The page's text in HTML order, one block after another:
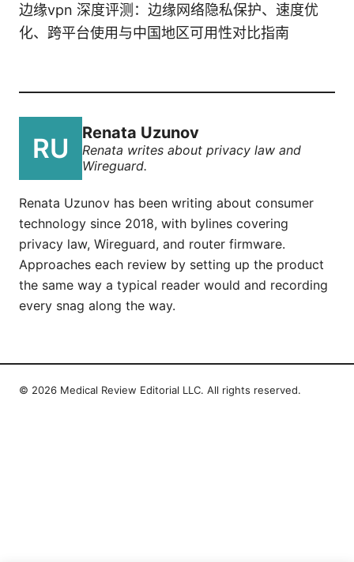
边缘vpn 深度评测：边缘网络隐私保护、速度优
化、跨平台使用与中国地区可用性对比指南
Renata Uzunov
Renata writes about privacy law and
Wireguard.
Renata Uzunov has been writing about consumer
technology since 2018, with bylines covering
privacy law, Wireguard, and router firmware.
Approaches each review by setting up the product
the same way a typical reader would and recording
every snag along the way.
© 2026 Medical Review Editorial LLC. All rights reserved.